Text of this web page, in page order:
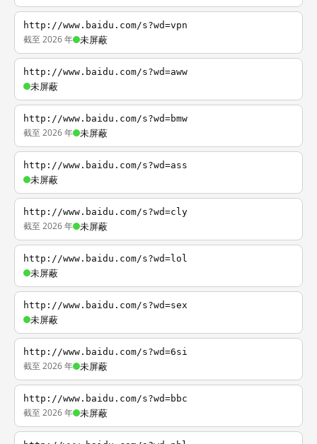
http://www.baidu.com/s?wd=vpn
截至 2026 年 未屏蔽
http://www.baidu.com/s?wd=aww
未屏蔽
http://www.baidu.com/s?wd=bmw
截至 2026 年 未屏蔽
http://www.baidu.com/s?wd=ass
未屏蔽
http://www.baidu.com/s?wd=cly
截至 2026 年 未屏蔽
http://www.baidu.com/s?wd=lol
未屏蔽
http://www.baidu.com/s?wd=sex
未屏蔽
http://www.baidu.com/s?wd=6si
截至 2026 年 未屏蔽
http://www.baidu.com/s?wd=bbc
截至 2026 年 未屏蔽